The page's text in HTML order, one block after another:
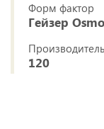
Форм фактор
Гейзер
120